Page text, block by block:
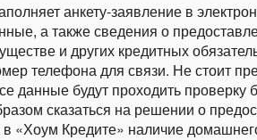
анкету-заявление в
а также сведения о
и других кредитных
телефона для связи. Не стоит
данные будут проходить проверку
сказаться на решении о
«Хоум Кредите» наличие